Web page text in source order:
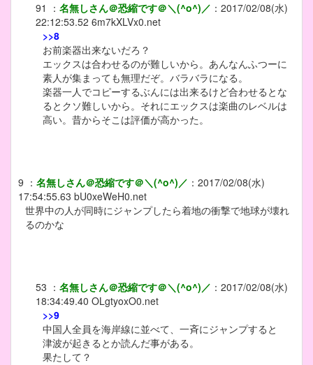
91 ： 名無しさん＠恐縮です＠＼(^o^)／ ： 2017/02/08(水)
22:12:53.52 6m7kXLVx0.net
>>8
お前楽器出来ないだろ？
エックスは合わせるのが難しいから。あんなんふつーに
素人が集まっても無理だぞ。バラバラになる。
楽器一人でコピーするぶんには出来るけど合わせるとな
るとクソ難しいから。それにエックスは楽曲のレベルは
高い。昔からそこは評価が高かった。
9 ： 名無しさん＠恐縮です＠＼(^o^)／ ： 2017/02/08(水)
17:54:55.63 bU0xeWeH0.net
世界中の人が同時にジャンプしたら着地の衝撃で地球が壊れ
るのかな
53 ： 名無しさん＠恐縮です＠＼(^o^)／ ： 2017/02/08(水)
18:34:49.40 OLgtyoxO0.net
>>9
中国人全員を海岸線に並べて、一斉にジャンプすると
津波が起きるとか読んだ事がある。
果たして？